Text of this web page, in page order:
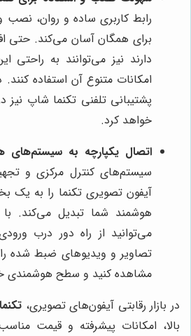
رابط کاربری ساده و روان، نصب و
برای همگان آسان می‌کند. حتی
دارند نیز می‌توانند به
امکانات متنوع آن استفاده
پشتیبانی تلفنی تکنما شاپ نیز
خواهد کرد.
اتصال یکپارچه به سیستم‌های
سیستم‌های کنترل مرکزی و
آیفون تصویری تکنما را به یک
هوشمند شما تبدیل می‌کند. با
می‌توانید از راه دور درب
تصاویر و ویدیوهای ضبط شده
مشاهده کنید و سطح هوشمندی
در بازار رقابتی آیفون‌های تصویری، تکنما
بالا، امکانات پیشرفته و قیمت